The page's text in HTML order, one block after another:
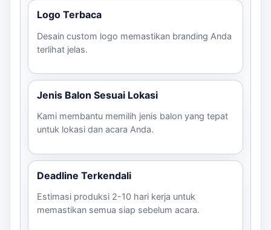
Logo Terbaca
Desain custom logo memastikan branding Anda
terlihat jelas.
Jenis Balon Sesuai Lokasi
Kami membantu memilih jenis balon yang tepat
untuk lokasi dan acara Anda.
Deadline Terkendali
Estimasi produksi 2-10 hari kerja untuk
memastikan semua siap sebelum acara.